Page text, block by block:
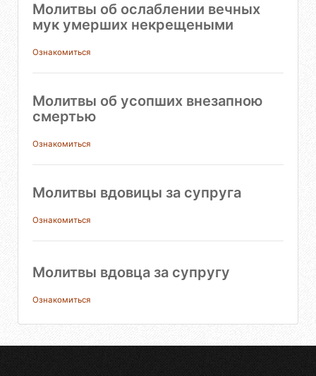
Молитвы об ослаблении вечных
мук умерших некрещеными
Ознакомиться
Молитвы об усопших внезапною
смертью
Ознакомиться
Молитвы вдовицы за супруга
Ознакомиться
Молитвы вдовца за супругу
Ознакомиться